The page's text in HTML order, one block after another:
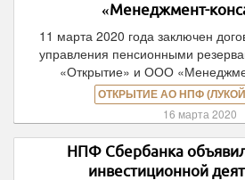
«Менеджмент-
11 марта 2020 года заключен
управления пенсионными
«Открытие» и ООО
ОТКРЫТИЕ АО НПФ
16 марта 2020
НПФ Сбербанка
инвестиционной